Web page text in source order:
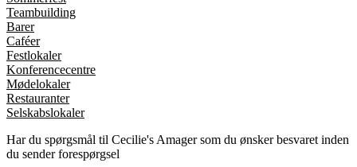
Teambuilding
Barer
Caféer
Festlokaler
Konferencecentre
Mødelokaler
Restauranter
Selskabslokaler
Har du spørgsmål til Cecilie's Amager som du ønsker besvaret inden
du sender forespørgsel